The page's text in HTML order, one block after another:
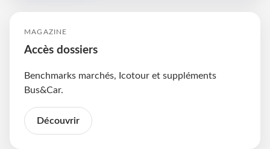
MAGAZINE
Accès dossiers
Benchmarks marchés, Icotour et suppléments
Bus&Car.
Découvrir